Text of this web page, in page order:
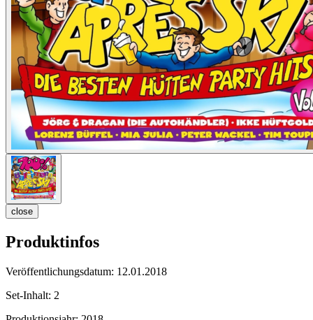
close
Produktinfos
Veröffentlichungsdatum: 12.01.2018
Set-Inhalt: 2